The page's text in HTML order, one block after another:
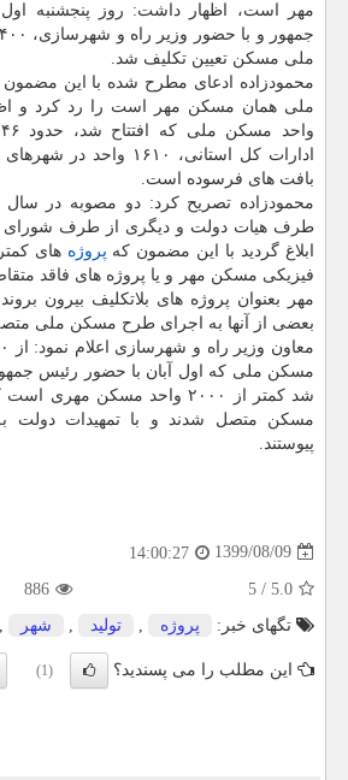
مهر است، اظهار داشت: روز پنجشنبه
ملی مسکن تعیین تکلیف شد.
محمودزاده ادعای مطرح شده با این
بافت های فرسوده است.
طرف هیات دولت و دیگری از طرف
ابلاغ گردید با این مضمون که پروژه
فیزیکی مسکن مهر و یا پروژه های فاقد
مهر بعنوان پروژه های بلاتکلیف بیرون
بعضی از آنها به اجرای طرح مسکن ملی
مسکن ملی که اول آبان با حضور رئیس جمهور
شد کمتر از ۲۰۰۰ واحد مسکن
مسکن متصل شدند و با تمهیدات دولت
پیوستند.
1399/08/09
14:00:27
5.0
/
5
886
تگهای خبر:
پروژه تولید شهر
این مطلب را می پسندید؟ (1)